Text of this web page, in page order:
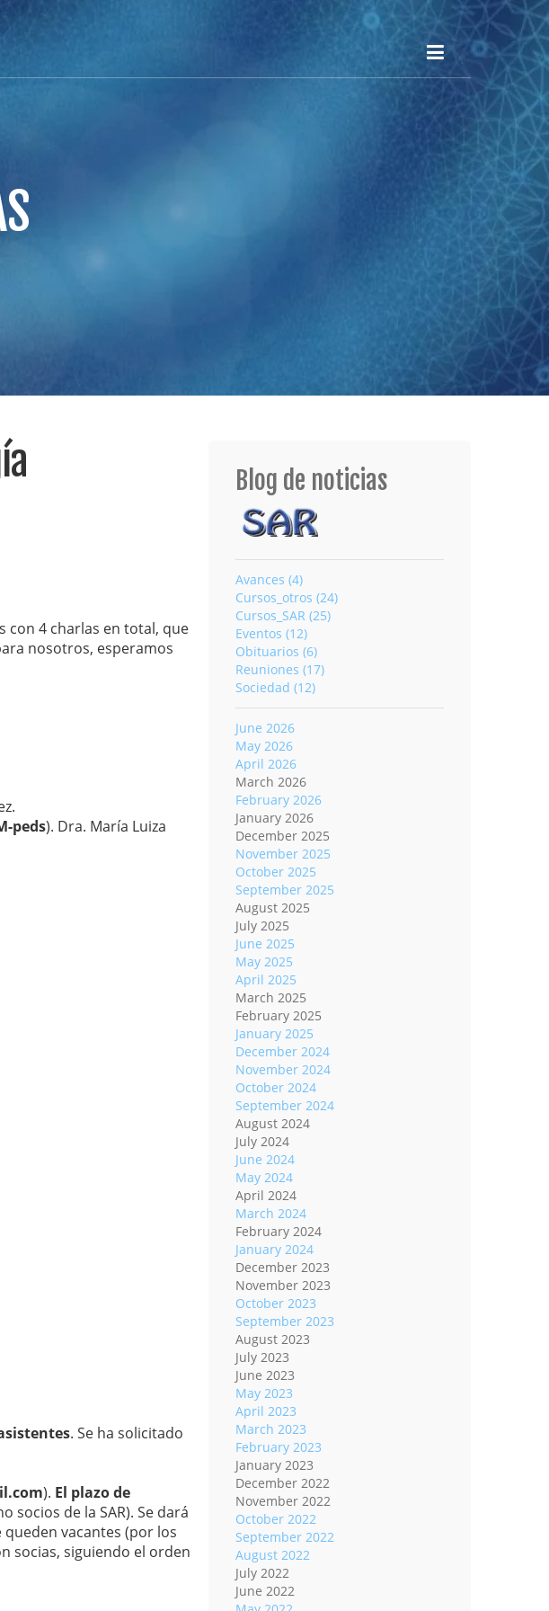
con 4 charlas en total, que
nosotros, esperamos
peds). Dra. María Luiza
. Se ha solicitado
). El plazo de
socios de la SAR). Se dará
queden vacantes (por los
socias, siguiendo el orden
Blog de noticias
Avances (4)
Cursos_otros (24)
Cursos_SAR (25)
Eventos (12)
Obituarios (6)
Reuniones (17)
Sociedad (12)
June 2026
May 2026
April 2026
March 2026
February 2026
January 2026
December 2025
November 2025
October 2025
September 2025
August 2025
July 2025
June 2025
May 2025
April 2025
March 2025
February 2025
January 2025
December 2024
November 2024
October 2024
September 2024
August 2024
July 2024
June 2024
May 2024
April 2024
March 2024
February 2024
January 2024
December 2023
November 2023
October 2023
September 2023
August 2023
July 2023
June 2023
May 2023
April 2023
March 2023
February 2023
January 2023
December 2022
November 2022
October 2022
September 2022
August 2022
July 2022
June 2022